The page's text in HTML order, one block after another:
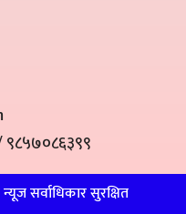
९८५७०८६३९९
सर्वाधिकार सुरक्षित